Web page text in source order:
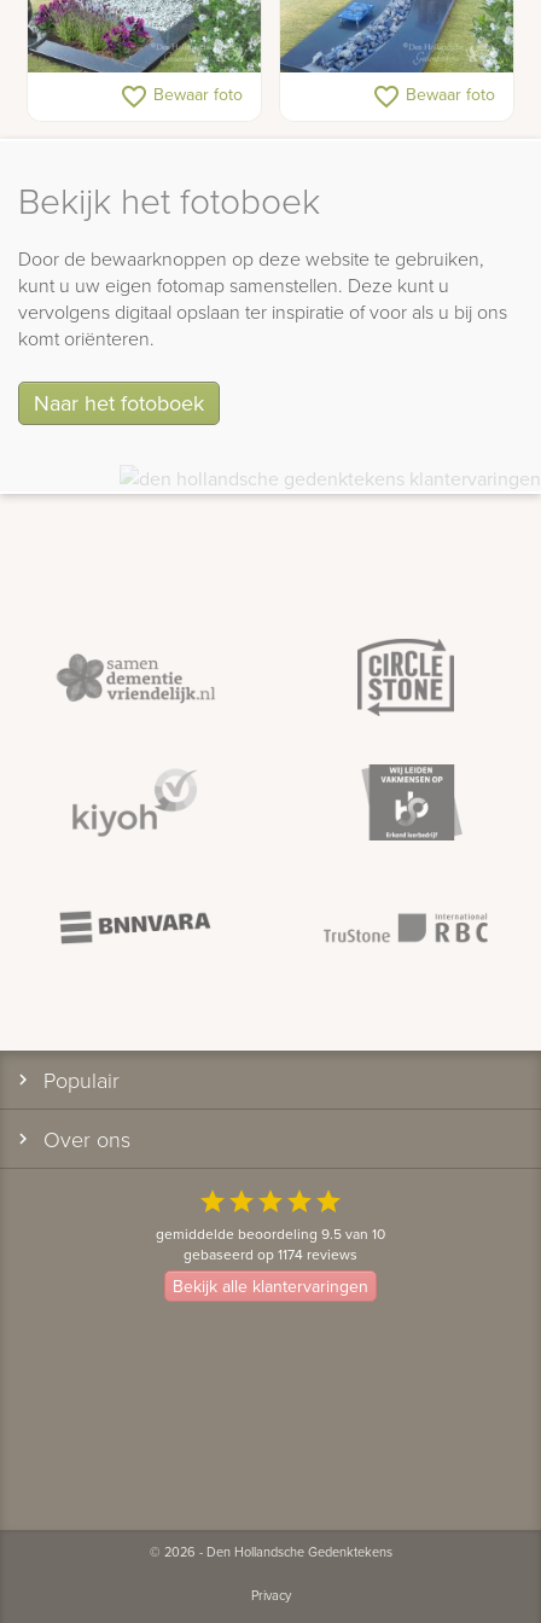
Moderne grafsteen met
natuurlijke accenten
favorite_border Bewaar foto
Modern gedenkteken
met glazen decoraties
favorite_border Bewaar foto
Bekijk het fotoboek
Door de bewaarknoppen op deze website te gebruiken,
kunt u uw eigen fotomap samenstellen. Deze kunt u
vervolgens digitaal opslaan ter inspiratie of voor als u bij ons
komt oriënteren.
Naar het fotoboek
Populair
Over ons
starstarstarstarstar
gemiddelde beoordeling 9.5 van 10
gebaseerd op 1174 reviews
Bekijk alle klantervaringen
© 2026 - Den Hollandsche Gedenktekens
Privacy